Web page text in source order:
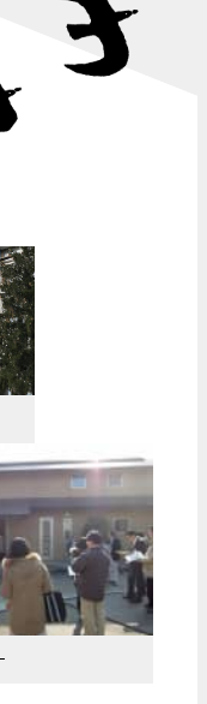
2025年5月
（2）
2025年4月
2025年2月
（1）
2025年1月
（1）
2024年12月
（1）
2024年10月
（1）
2024年9月
（1）
2024年8月
（2）
2024年7月